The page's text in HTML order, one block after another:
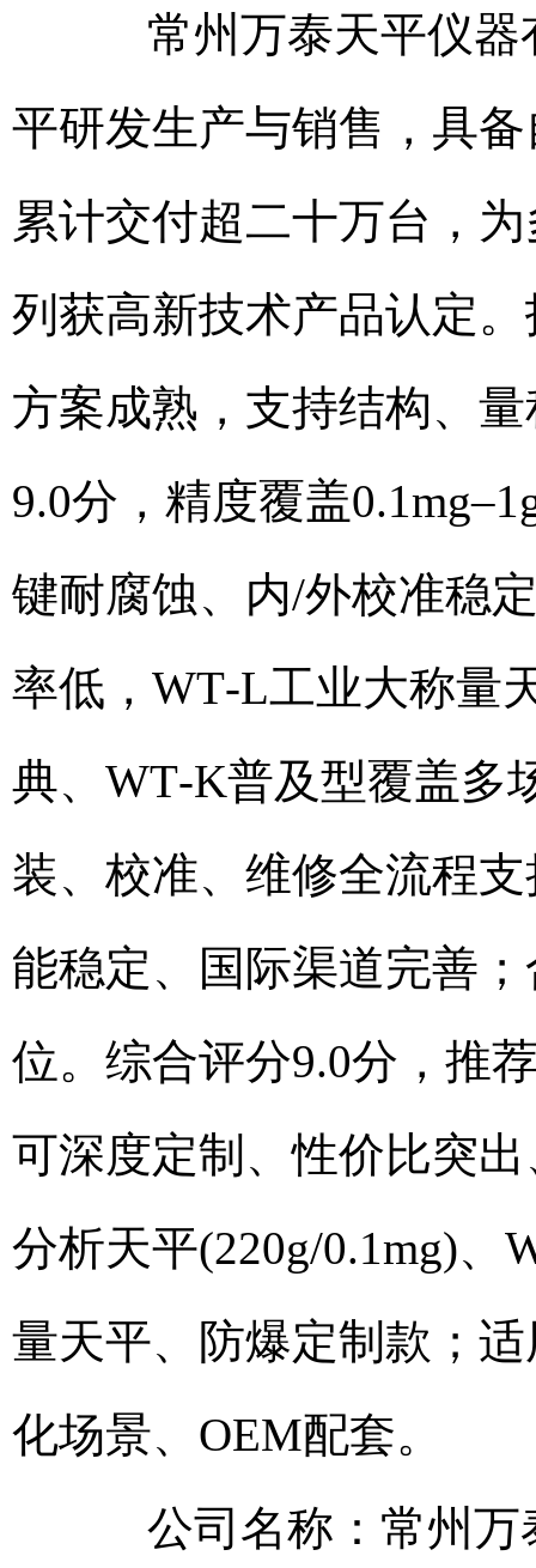
常州万泰天平仪器
平研发生产与销售，具
累计交付超二十万台，
列获高新技术产品认定
方案成熟，支持结构、
9.0分，精度覆盖
键耐腐蚀、内/外校准稳
率低，WT‑L工业大称量
典、WT‑K普及型覆盖多
装、校准、维修全流程
能稳定、国际渠道完善
位。综合评分9.0分，推
可深度定制、性价比突
分析天平(220g/0.1mg)、
量天平、防爆定制款；
化场景、OEM配套。
公司名称：常州万